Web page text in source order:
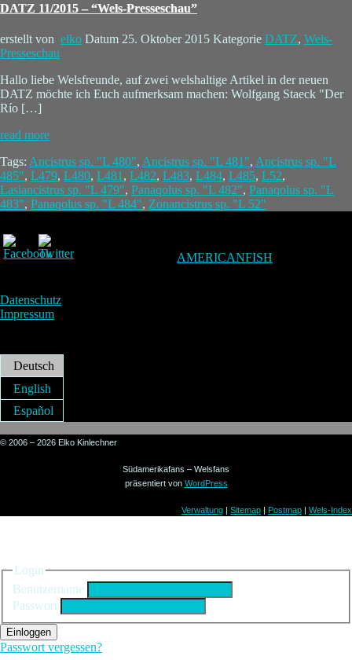
DATZ 11/2015 – “Wels-Presseschau”
erstellt von elko Datum 25. Oktober 2015 Kategorie DATZ, Wels-
Presseschau
Hallo liebe Welsfreunde, auf zwei welshaltige Artikel in der neuen
DATZ möchte ich Euch aufmerksam machen: Wolfgang Staeck "Der
Río […]
read more
Tags: Ancistrus sp. "L 480", Ancistrus sp. "L 481", Ancistrus sp. "L
485", L479, L480, L481 , L482, L483, L484, L485, L52,
Lasiancistrus sp. "L 479", Panaqolus sp. "L 482", Panaqolus sp. "L
483", Panaqolus sp. "L 484", Zonancistrus sp. "L 52"
AMERICANFISH
Datenschutz
Impressum
Deutsch
English
Español
© 2006 – 2026 Elko Kinlechner
Südamerikafans – Welsfans
präsentiert von WordPress
Verwaltung | Sitemap | Postmap | Wels-Index
Login
Benutzername
Passwort
Einloggen
Passwort vergessen?